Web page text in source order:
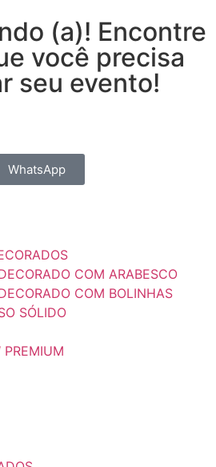
(a)! Encontre
você precisa
seu evento!
WhatsApp
COM ARABESCO
COM BOLINHAS
SÓLIDO
PREMIUM